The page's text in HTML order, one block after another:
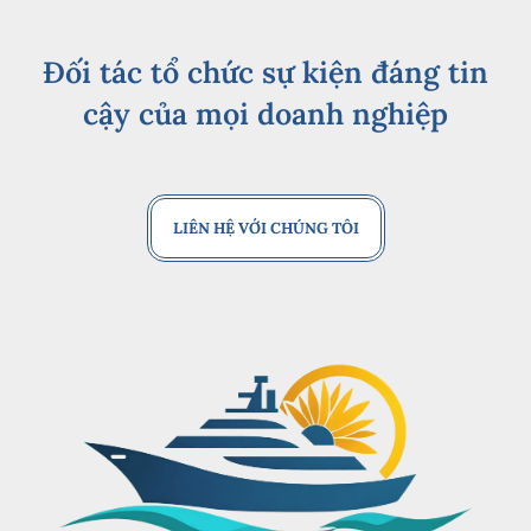
Đối tác tổ chức sự kiện đáng tin
cậy của mọi doanh nghiệp
LIÊN HỆ VỚI CHÚNG TÔI